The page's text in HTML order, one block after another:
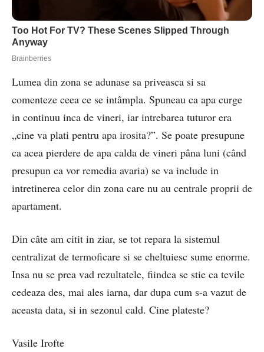
Lumea din zona se adunase sa priveasca si sa
comenteze ceea ce se intâmpla. Spuneau ca apa curge
in continuu inca de vineri, iar intrebarea tuturor era
„cine va plati pentru apa irosita?”. Se poate presupune
ca acea pierdere de apa calda de vineri pâna luni (când
presupun ca vor remedia avaria) se va include in
intretinerea celor din zona care nu au centrale proprii de
apartament.
Din câte am citit in ziar, se tot repara la sistemul
centralizat de termoficare si se cheltuiesc sume enorme.
Insa nu se prea vad rezultatele, fiindca se stie ca tevile
cedeaza des, mai ales iarna, dar dupa cum s-a vazut de
aceasta data, si in sezonul cald. Cine plateste?
Vasile Irofte